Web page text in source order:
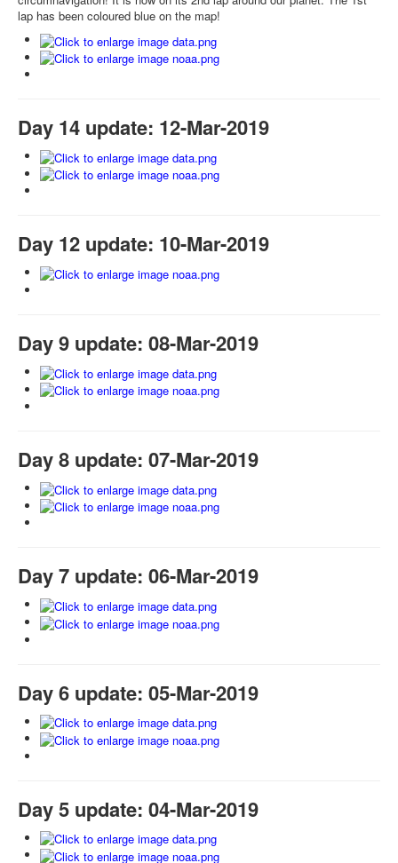
lap has been coloured blue on the map!
Day 14 update: 12-Mar-2019
Day 12 update: 10-Mar-2019
Day 9 update: 08-Mar-2019
Day 8 update: 07-Mar-2019
Day 7 update: 06-Mar-2019
Day 6 update: 05-Mar-2019
Day 5 update: 04-Mar-2019